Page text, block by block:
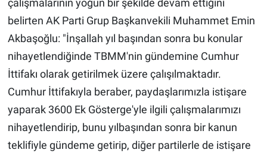
çalışmalarının yoğun bir şekilde devam ettiğini
belirten AK Parti Grup Başkanvekili Muhammet Emin
Akbaşoğlu: "İnşallah yıl başından sonra bu konular
nihayetlendiğinde TBMM'nin gündemine Cumhur
İttifakı olarak getirilmek üzere çalışılmaktadır.
Cumhur İttifakıyla beraber, paydaşlarımızla istişare
yaparak 3600 Ek Gösterge'yle ilgili çalışmalarımızı
nihayetlendirip, bunu yılbaşından sonra bir kanun
teklifiyle gündeme getirip, diğer partilerle de istişare